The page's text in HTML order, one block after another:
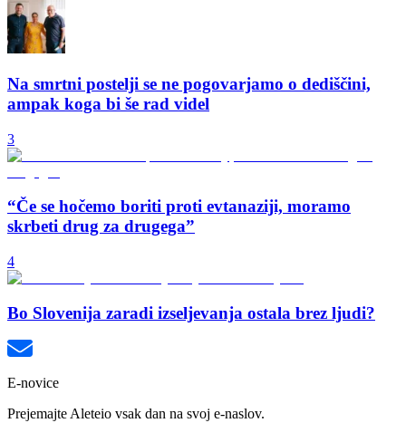
Na smrtni postelji se ne pogovarjamo o dediščini,
ampak koga bi še rad videl
3
“Če se hočemo boriti proti evtanaziji, moramo
skrbeti drug za drugega”
4
Bo Slovenija zaradi izseljevanja ostala brez ljudi?
E-novice
Prejemajte Aleteio vsak dan na svoj e-naslov.